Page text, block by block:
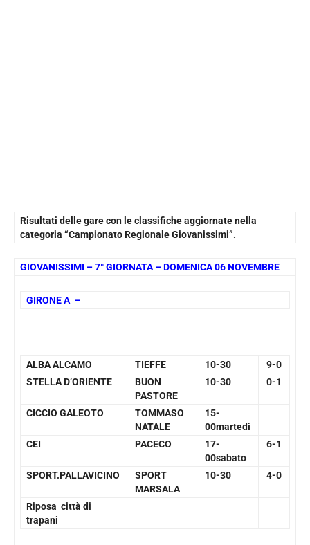
Risultati delle gare con le classifiche aggiornate nella
categoria “Campionato Regionale Giovanissimi”.
GIOVANISSIMI – 7° GIORNATA – DOMENICA 06 NOVEMBRE
GIRONE A –
ALBA ALCAMO TIEFFE 10-30
9-0
STELLA D’ORIENTE
BUON
PASTORE
10-30 0-1
CICCIO GALEOTO
TOMMASO
NATALE
15-
00martedì
CEI
PACECO
17-
00sabato
6-1
SPORT.PALLAVICINO
SPORT
MARSALA
10-30 4-0
Riposa città di
trapani